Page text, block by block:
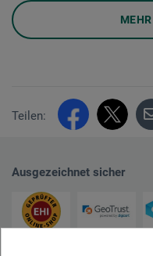
Teilen:
Ausgezeichnet sicher